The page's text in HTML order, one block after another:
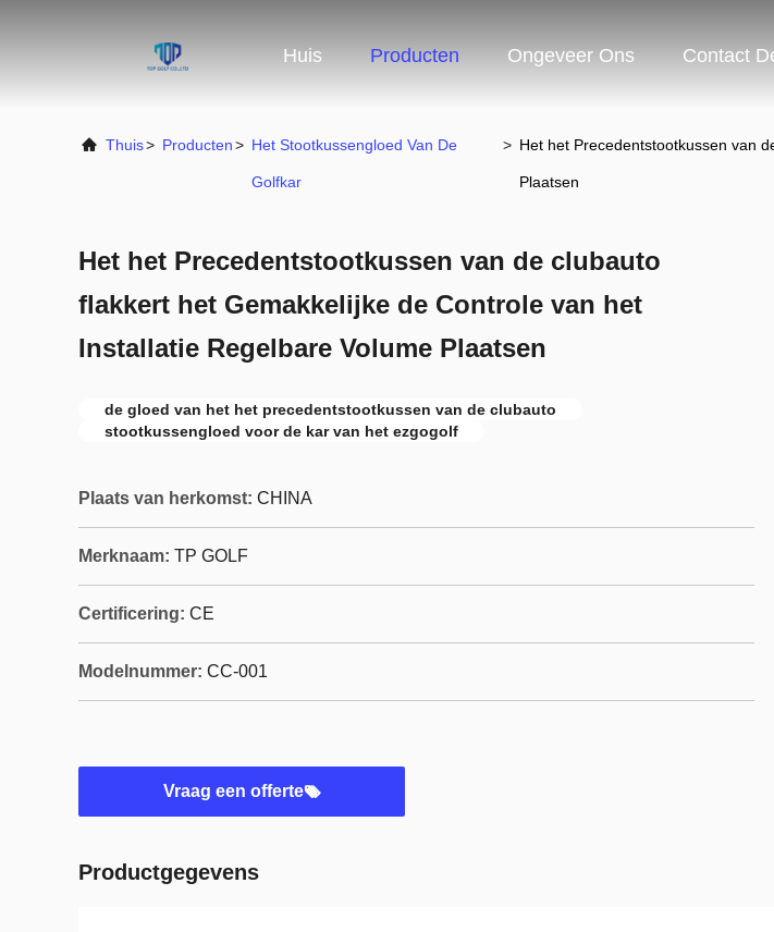
Huis Producten Ongeveer Ons Contact
Thuis> Producten> Het Stootkussengloed Van De
Golfkar
> Het het Precedentstootkussen van
Plaatsen
Het het Precedentstootkussen van de clubauto
flakkert het Gemakkelijke de Controle van het
Installatie Regelbare Volume Plaatsen
de gloed van het het precedentstootkussen van de clubauto
stootkussengloed voor de kar van het ezgogolf
Plaats van herkomst: CHINA
Merknaam: TP GOLF
Certificering: CE
Modelnummer: CC-001
Vraag een offerte
Productgegevens